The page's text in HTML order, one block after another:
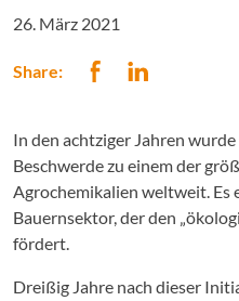
26. März 2021
Share:
In den achtziger Jahren
Beschwerde zu einem der
Agrochemikalien weltweit. Es
Bauernsektor, der den
fördert.
Dreißig Jahre nach dieser